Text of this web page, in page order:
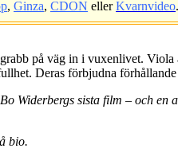
, Ginza, CDON ellerKvarnvideo.
på väg in i vuxenlivet. Viola
Deras förbjudna
Widerbergs sista film – och en
bio.